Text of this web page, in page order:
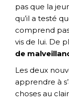
pas que la
qu’il a testé
comprend
vis de lui. De
de
Les deux
apprendre à
choses au